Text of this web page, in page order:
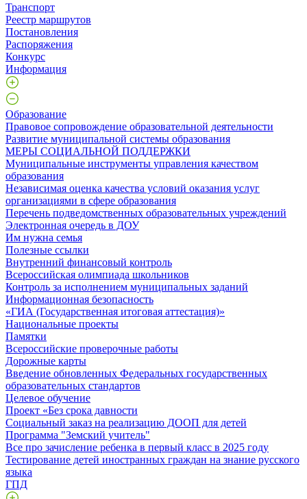
Транспорт
Реестр маршрутов
Постановления
Распоряжения
Конкурс
Информация
Образование
Правовое сопровождение образовательной деятельности
Развитие муниципальной системы образования
МЕРЫ СОЦИАЛЬНОЙ ПОДДЕРЖКИ
Муниципальные инструменты управления качеством
образования
Независимая оценка качества условий оказания услуг
организациями в сфере образования
Перечень подведомственных образовательных учреждений
Электронная очередь в ДОУ
Им нужна семья
Полезные ссылки
Внутренний финансовый контроль
Всероссийская олимпиада школьников
Контроль за исполнением муниципальных заданий
Информационная безопасность
«ГИА (Государственная итоговая аттестация)»
Национальные проекты
Памятки
Всероссийские проверочные работы
Дорожные карты
Введение обновленных Федеральных государственных
образовательных стандартов
Целевое обучение
Проект «Без срока давности
Социальный заказ на реализацию ДООП для детей
Программа "Земский учитель"
Все про зачисление ребенка в первый класс в 2025 году
Тестирование детей иностранных граждан на знание русского
языка
ГПД